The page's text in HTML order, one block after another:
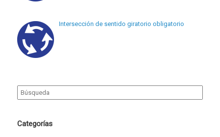
Intersección de sentido giratorio obligatorio
Search
for:
Categorías